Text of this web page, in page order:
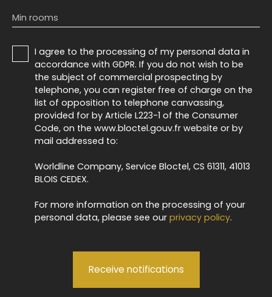
Min rooms
I agree to the processing of my personal data in
accordance with GDPR. If you do not wish to be
the subject of commercial prospecting by
telephone, you can register free of charge on the
list of opposition to telephone canvassing,
provided for by Article L223-1 of the Consumer
Code, on the www.bloctel.gouv.fr website or by
mail addressed to:
Worldline Company, Service Bloctel, CS 61311, 41013
BLOIS CEDEX.
For more information on the processing of your
personal data, please see our privacy policy.
Receive notifications